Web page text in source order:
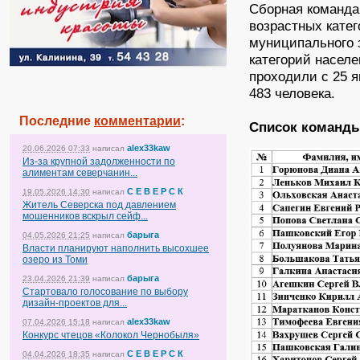
Последние комментарии:
20.06.2026 07:33 написал alex33kaw
Из-за крупной задолженности по
алиментам северчанин...
19.05.2026 14:30 написал С Е В Е Р С К
Житель Северска под давлением
мошенников вскрыл сейф...
04.05.2026 21:25 написал барыга
Власти планируют наполнить высохшее
озеро из Томи
23.04.2026 21:39 написал барыга
Стартовало голосование по выбору
дизайн-проектов для...
07.04.2026 15:18 написал alex33kaw
Конкурс чтецов «Колокол Чернобыля»
04.04.2026 18:35 написал С Е В Е Р С К
Сборная
возрастных
категорий
проходили с 25
483 человека.
Список